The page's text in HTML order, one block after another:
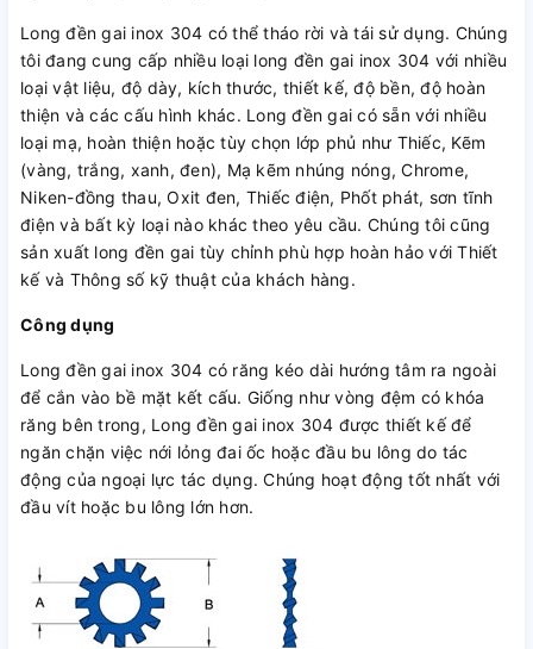
Long đền gai inox 304 có thể tháo rời và tái sử dụng. Chúng
tôi đang cung cấp nhiều loại long đền gai inox 304 với nhiều
loại vật liệu, độ dày, kích thước, thiết kế, độ bền, độ hoàn
thiện và các cấu hình khác. Long đền gai có sẵn với nhiều
loại mạ, hoàn thiện hoặc tùy chọn lớp phủ như Thiếc, Kẽm
(vàng, trắng, xanh, đen), Mạ kẽm nhúng nóng, Chrome,
Niken-đồng thau, Oxit đen, Thiếc điện, Phốt phát, sơn tĩnh
điện và bất kỳ loại nào khác theo yêu cầu. Chúng tôi cũng
sản xuất long đền gai tùy chỉnh phù hợp hoàn hảo với Thiết
kế và Thông số kỹ thuật của khách hàng.
Công dụng
Long đền gai inox 304 có răng kéo dài hướng tâm ra ngoài
để cắn vào bề mặt kết cấu. Giống như vòng đệm có khóa
răng bên trong, Long đền gai inox 304 được thiết kế để
ngăn chặn việc nới lỏng đai ốc hoặc đầu bu lông do tác
động của ngoại lực tác dụng. Chúng hoạt động tốt nhất với
đầu vít hoặc bu lông lớn hơn.